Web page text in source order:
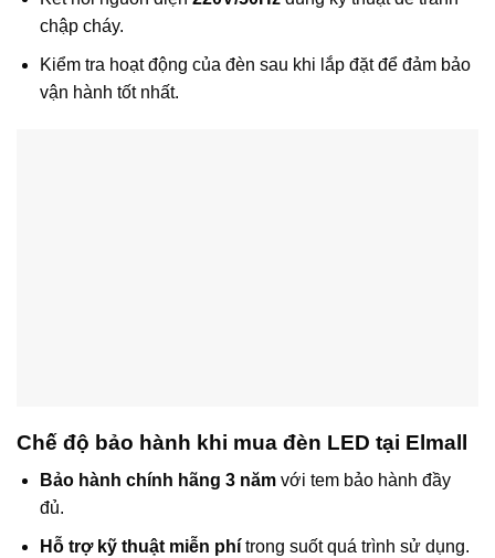
chập cháy.
Kiểm tra hoạt động của đèn sau khi lắp đặt để đảm bảo
vận hành tốt nhất.
Chế độ bảo hành khi mua đèn LED tại Elmall
Bảo hành chính hãng 3 nămvới tem bảo hành đầy
đủ.
Hỗ trợ kỹ thuật miễn phítrong suốt quá trình sử dụng.